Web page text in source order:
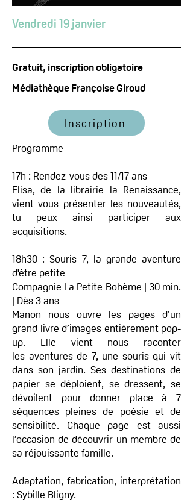
Vendredi 19 janvier
Gratuit, inscription obligatoire
Médiathèque Françoise Giroud
Inscription
Programme
17h : Rendez-vous des 11/17 ans
Elisa, de la librairie la Renaissance,
vient vous présenter les nouveautés,
tu peux ainsi participer aux
acquisitions.
18h30 : Souris 7, la grande aventure
d'être petite
Compagnie La Petite Bohème | 30 min.
| Dès 3 ans
Manon nous ouvre les pages d’un
grand livre d’images entièrement pop-
up. Elle vient nous raconter
les aventures de 7, une souris qui vit
dans son jardin. Ses destinations de
papier se déploient, se dressent, se
dévoilent pour donner place à 7
séquences pleines de poésie et de
sensibilité. Chaque page est aussi
l’occasion de découvrir un membre de
sa réjouissante famille.
Adaptation, fabrication, interprétation
: Sybille Bligny.